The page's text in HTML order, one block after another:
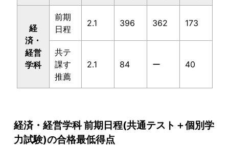
経
済・
経営
学科
前期
日程
2.1 396 362 173
共テ
課す
推薦
2.1 84 ー 40
経済・経営学科 前期日程(共通テスト＋個別学
力試験)の合格最低得点